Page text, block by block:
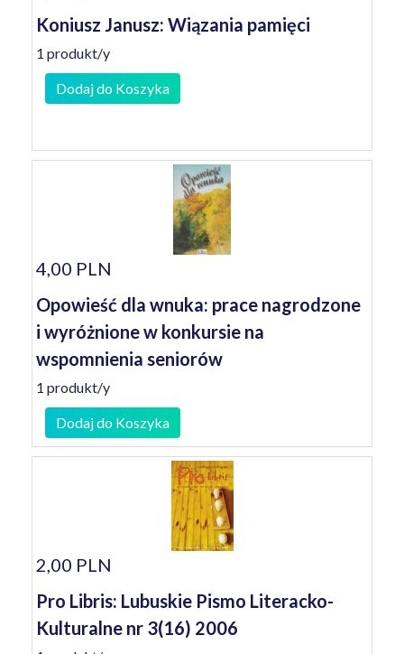
Koniusz Janusz: Wiązania pamięci
1 produkt/y
Dodaj do Koszyka
4,00 PLN
Opowieść dla wnuka: prace nagrodzone
i wyróżnione w konkursie na
wspomnienia seniorów
1 produkt/y
Dodaj do Koszyka
2,00 PLN
Pro Libris: Lubuskie Pismo Literacko-
Kulturalne nr 3(16) 2006